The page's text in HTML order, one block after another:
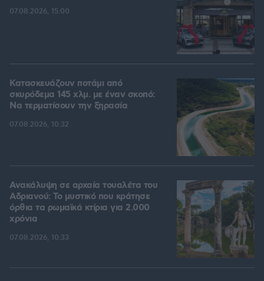
07.08.2026, 15:00
Κατασκευάζουν ποτάμι από
σκυρόδεμα 145 χλμ. με έναν σκοπό:
Να τερματίσουν την ξηρασία
07.08.2026, 10:32
Ανακάλυψη σε αρχαία τουαλέτα του
Αδριανού: Το μυστικό που κράτησε
όρθια τα ρωμαϊκά κτίρια για 2.000
χρόνια
07.08.2026, 10:33